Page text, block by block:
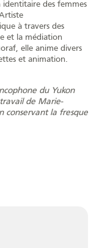
Organismes
des femmes
à travers des
et la médiation
elle anime divers
et animation.
du Yukon
de Marie-
conservant la fresque